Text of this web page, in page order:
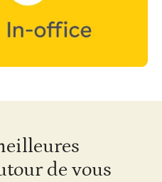
de vous